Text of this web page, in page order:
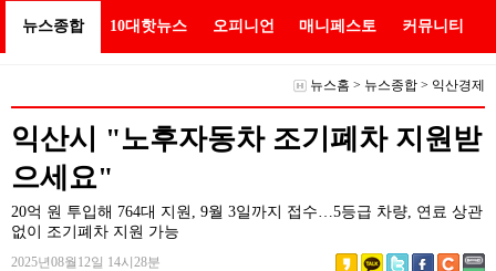
뉴스종합 10대핫뉴스 오피니언 매니페스토 커뮤니티
뉴스홈 > 뉴스종합 > 익산경제
익산시 "노후자동차 조기폐차 지원받
으세요"
20억 원 투입해 764대 지원, 9월 3일까지 접수…5등급 차량, 연료 상관
없이 조기폐차 지원 가능
2025년08월12일 14시28분